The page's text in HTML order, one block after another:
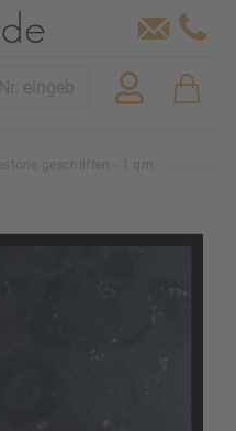
geschliffen - 1 qm